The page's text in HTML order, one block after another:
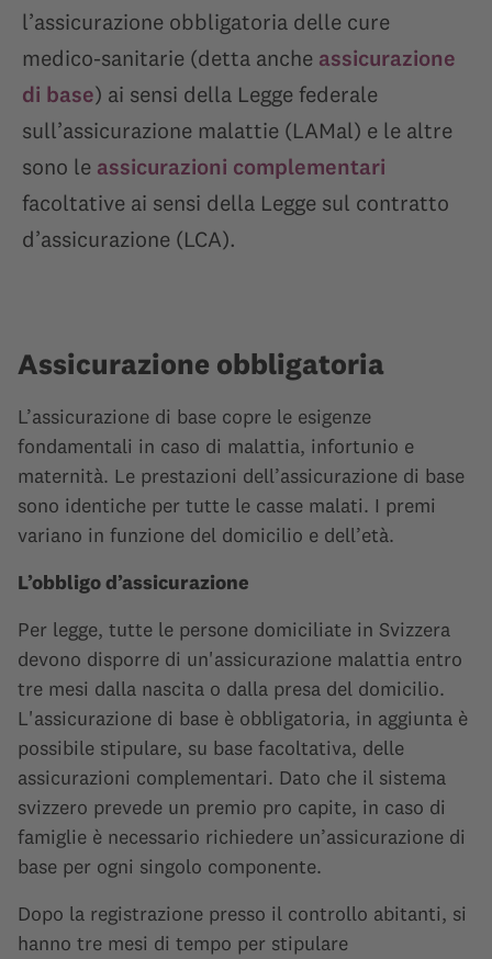
l’assicurazione obbligatoria delle cure
medico-sanitarie (detta anche assicurazione
di base) ai sensi della Legge federale
sull’assicurazione malattie (LAMal) e le altre
sono le assicurazioni complementari
facoltative ai sensi della Legge sul contratto
d’assicurazione (LCA).
Assicurazione obbligatoria
L’assicurazione di base copre le esigenze
fondamentali in caso di malattia, infortunio e
maternità. Le prestazioni dell’assicurazione di base
sono identiche per tutte le casse malati. I premi
variano in funzione del domicilio e dell’età.
L’obbligo d’assicurazione
Per legge, tutte le persone domiciliate in Svizzera
devono disporre di un'assicurazione malattia entro
tre mesi dalla nascita o dalla presa del domicilio.
L'assicurazione di base è obbligatoria, in aggiunta è
possibile stipulare, su base facoltativa, delle
assicurazioni complementari. Dato che il sistema
svizzero prevede un premio pro capite, in caso di
famiglie è necessario richiedere un’assicurazione di
base per ogni singolo componente.
Dopo la registrazione presso il controllo abitanti, si
hanno tre mesi di tempo per stipulare